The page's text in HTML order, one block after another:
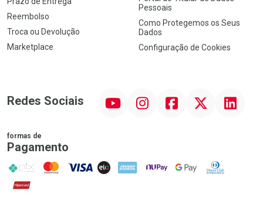
Reembolso
Troca ou Devolução
Marketplace
Pessoais
Como Protegemos os Seus
Dados
Configuração de Cookies
Redes Sociais InstagramFacebook Linkedin
formas de
Pagamento
PIX MasterCard
VISA ELO AMEX NuPay Google PayDiners Club
Hipercard